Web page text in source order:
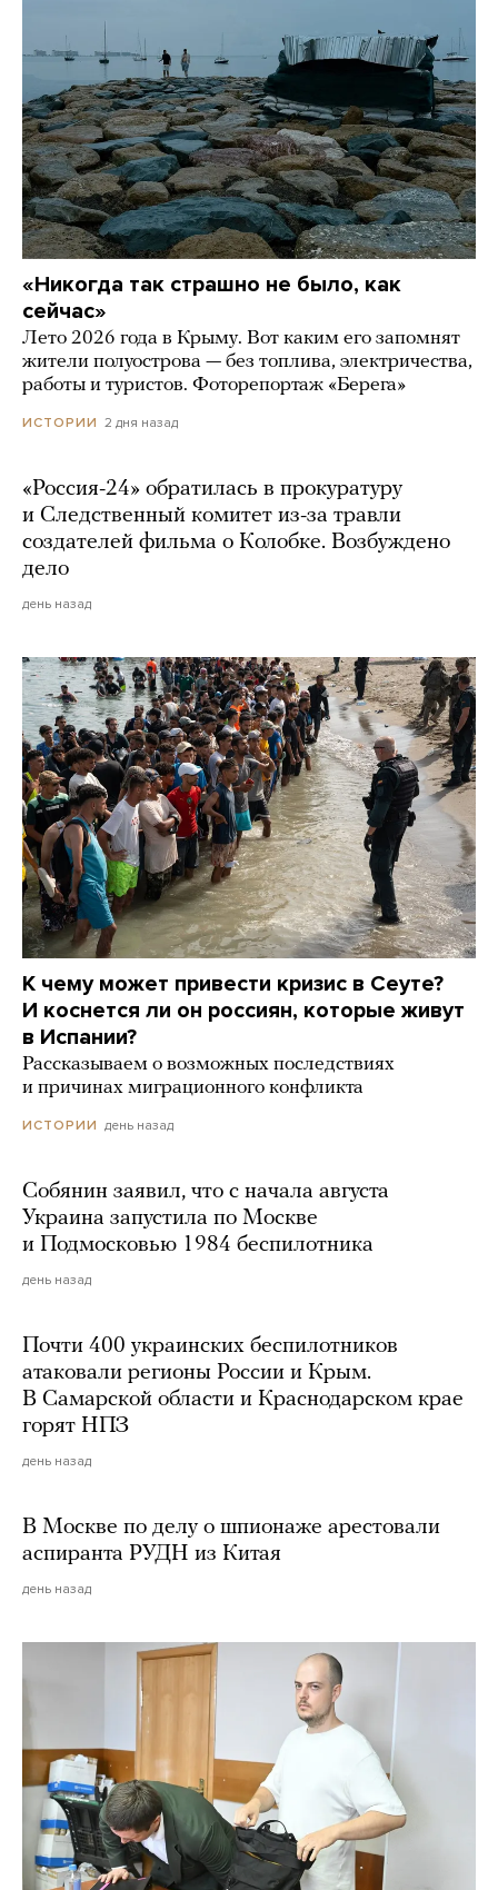
«Никогда так страшно не было, как
сейчас»
Лето 2026 года в Крыму. Вот каким его запомнят
жители полуострова — без топлива, электричества,
работы и туристов. Фоторепортаж «Берега»
ИСТОРИИ 2 дня назад
«Россия-24» обратилась в прокуратуру
и Следственный комитет из-за травли
создателей фильма о Колобке. Возбуждено
дело
день назад
К чему может привести кризис в Сеуте?
И коснется ли он россиян, которые живут
в Испании?
Рассказываем о возможных последствиях
и причинах миграционного конфликта
ИСТОРИИ день назад
Собянин заявил, что с начала августа
Украина запустила по Москве
и Подмосковью 1984 беспилотника
день назад
Почти 400 украинских беспилотников
атаковали регионы России и Крым.
В Самарской области и Краснодарском крае
горят НПЗ
день назад
В Москве по делу о шпионаже арестовали
аспиранта РУДН из Китая
день назад